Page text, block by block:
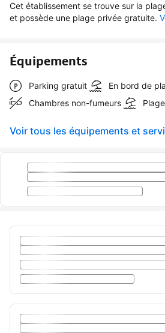
Cet établissement se trouve sur la
et possède une plage privée gratuite.
Équipements
Parking gratuit
En bord de
Chambres non-fumeurs
Voir tous les équipements et